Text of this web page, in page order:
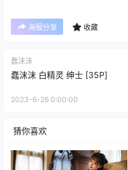
海报分享 收藏
蠢沫沫
蠢沫沫 白精灵 绅士 [35P]
2023-6-26 0:00:00
猜你喜欢